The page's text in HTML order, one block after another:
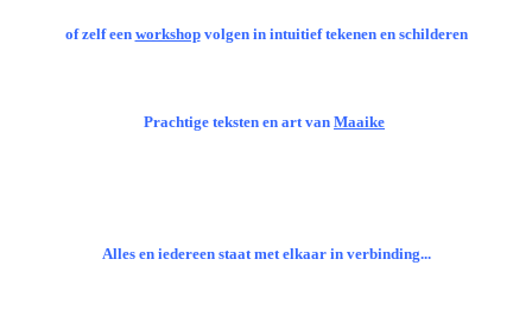
of zelf een workshopvolgen in intuitief tekenen en schilderen
Prachtige teksten en art van Maaike
Alles en iedereen staat met elkaar in verbinding...